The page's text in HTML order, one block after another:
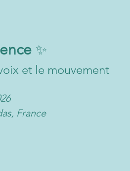
✨
et le mouvement
France